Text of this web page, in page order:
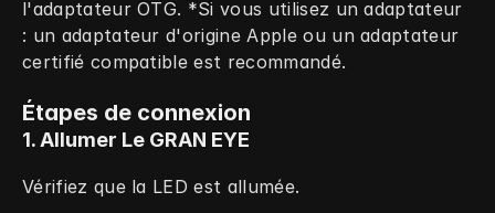
l'adaptateur OTG. *Si vous utilisez un adaptateur
: un adaptateur d'origine Apple ou un adaptateur
certifié compatible est recommandé.
Étapes de connexion
1. Allumer Le GRAN EYE
Vérifiez que la LED est allumée.